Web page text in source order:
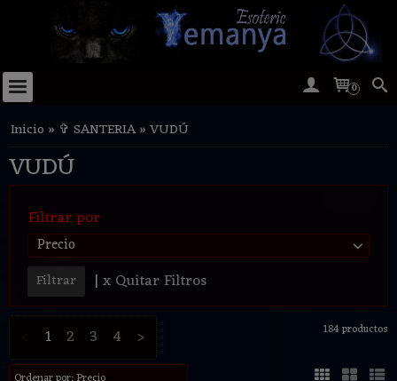
0
Inicio » ✞ SANTERIA»VUDÚ
VUDÚ
Filtrar por
Precio
| x Quitar Filtros
1 2 3 4 > 184 productos